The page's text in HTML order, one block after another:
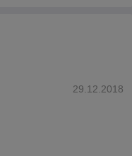
29.12.2018